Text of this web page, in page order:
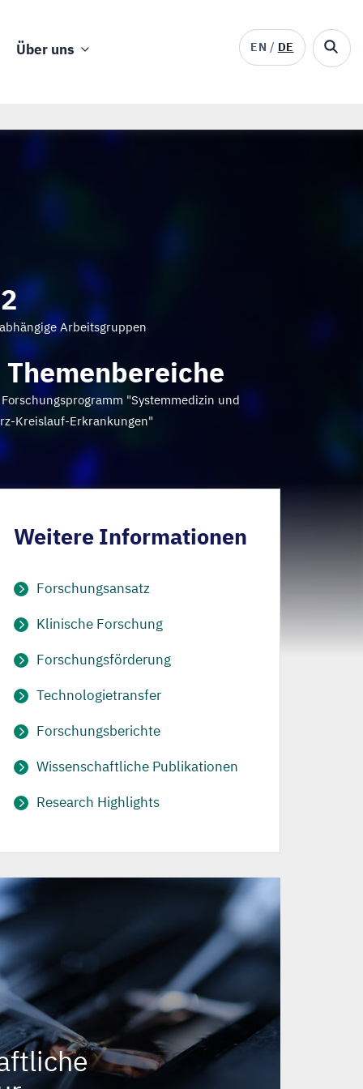
Über uns EN DE
Arbeitsgruppen
Themenbereiche
"Systemmedizin und
Kreislauf-Erkrankungen"
Weitere Informationen
Forschungsansatz
Klinische Forschung
Forschungsförderung
Technologietransfer
Forschungsberichte
Wissenschaftliche Publikationen
Research Highlights